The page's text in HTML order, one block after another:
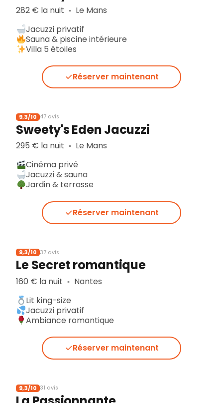
282 € la nuit ▪︎ Le Mans
Jacuzzi privatif
Sauna & piscine intérieure
Villa 5 étoiles
Réserver maintenant
9,3/10 47 avis
Sweety's Eden Jacuzzi
295 € la nuit ▪︎ Le Mans
Cinéma privé
Jacuzzi & sauna
Jardin & terrasse
Réserver maintenant
9,3/10 37 avis
Le Secret romantique
160 € la nuit ▪︎ Nantes
Lit king-size
Jacuzzi privatif
Ambiance romantique
Réserver maintenant
9,3/10 31 avis